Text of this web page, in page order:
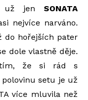
už jen SONATA
nejvíce narváno.
do hořejších pater
dole vlastně děje.
tím, že si rád s
setu je už
více mluvila než